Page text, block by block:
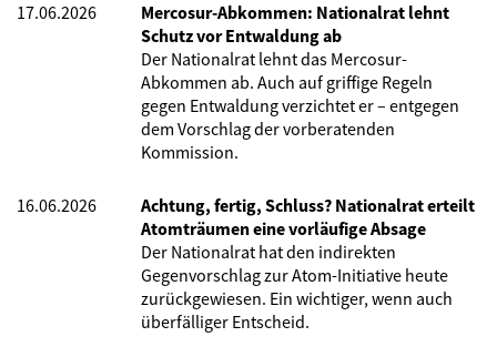
17.06.2026
Mercosur-Abkommen: Nationalrat lehnt
Schutz vor Entwaldung ab
Der Nationalrat lehnt das Mercosur-
Abkommen ab. Auch auf griffige Regeln
gegen Entwaldung verzichtet er – entgegen
dem Vorschlag der vorberatenden
Kommission.
16.06.2026
Achtung, fertig, Schluss? Nationalrat erteilt
Atomträumen eine vorläufige Absage
Der Nationalrat hat den indirekten
Gegenvorschlag zur Atom-Initiative heute
zurückgewiesen. Ein wichtiger, wenn auch
überfälliger Entscheid.